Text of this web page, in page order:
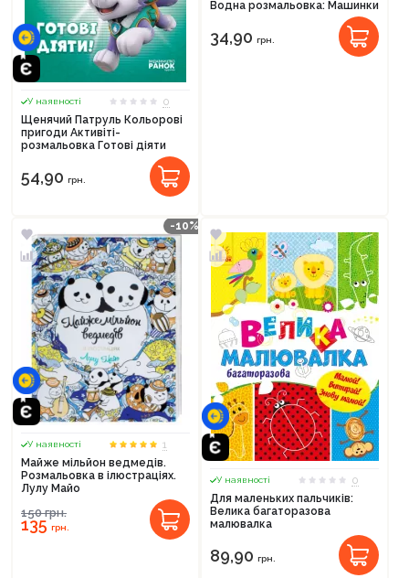
У наявності
0
Щенячий Патруль Кольорові
пригоди Активіті-
розмальовка Готові діяти
54,90 грн.
Водна розмальовка: Машинки
34,90 грн.
-10%
У наявності
1
Майже мільйон ведмедів.
Розмальовка в ілюстраціях.
Лулу Майо
150грн.
135грн.
У наявності
0
Для маленьких пальчиків:
Велика багаторазова
малювалка
89,90 грн.